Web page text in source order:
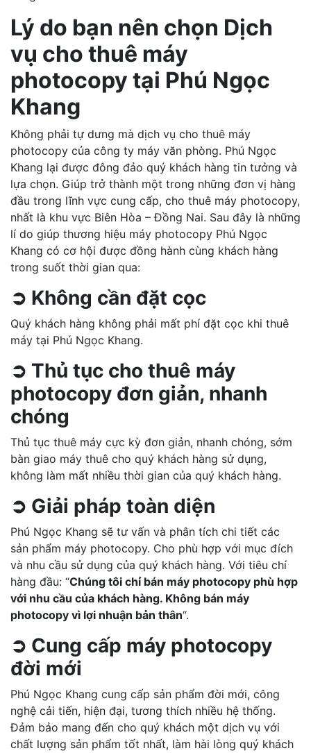
Lý do bạn nên chọn Dịch
vụ cho thuê máy
photocopy tại Phú Ngọc
Khang
Không phải tự dưng mà dịch vụ cho thuê máy
photocopy của công ty máy văn phòng. Phú Ngọc
Khang lại được đông đảo quý khách hàng tin tưởng và
lựa chọn. Giúp trở thành một trong những đơn vị hàng
đầu trong lĩnh vực cung cấp, cho thuê máy photocopy,
nhất là khu vực Biên Hòa – Đồng Nai. Sau đây là những
lí do giúp thương hiệu máy photocopy Phú Ngọc
Khang có cơ hội được đồng hành cùng khách hàng
trong suốt thời gian qua:
➲ Không cần đặt cọc
Quý khách hàng không phải mất phí đặt cọc khi thuê
máy tại Phú Ngọc Khang.
➲ Thủ tục cho thuê máy
photocopy đơn giản, nhanh
chóng
Thủ tục thuê máy cực kỳ đơn giản, nhanh chóng, sớm
bàn giao máy thuê cho quý khách hàng sử dụng,
không làm mất nhiều thời gian của quý khách hàng.
➲ Giải pháp toàn diện
Phú Ngọc Khang sẽ tư vấn và phân tích chi tiết các
sản phẩm máy photocopy. Cho phù hợp với mục đích
và nhu cầu sử dụng của quý khách hàng. Với tiêu chí
hàng đầu: “Chúng tôi chỉ bán máy photocopy phù hợp
với nhu cầu của khách hàng. Không bán máy
photocopy vì lợi nhuận bản thân“.
➲ Cung cấp máy photocopy
đời mới
Phú Ngọc Khang cung cấp sản phẩm đời mới, công
nghệ cải tiến, hiện đại, tương thích nhiều hệ thống.
Đảm bảo mang đến cho quý khách một dịch vụ với
chất lượng sản phẩm tốt nhất, làm hài lòng quý khách